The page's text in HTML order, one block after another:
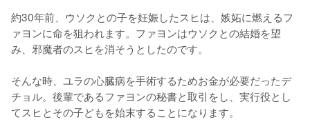
約30年前、ウソクとの子を妊娠したスヒは、嫉妬に燃えるフ
ァヨンに命を狙われます。ファヨンはウソクとの結婚を望
み、邪魔者のスヒを消そうとしたのです。
そんな時、ユラの心臓病を手術するためお金が必要だったデ
チョル。後輩であるファヨンの秘書と取引をし、実行役とし
てスヒとその子どもを始末することになります。